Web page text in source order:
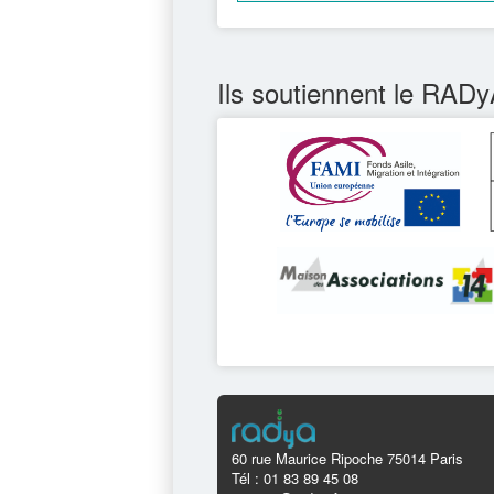
Ils soutiennent le
60 rue Maurice Ripoche 75014 Paris
Tél : 01 83 89 45 08